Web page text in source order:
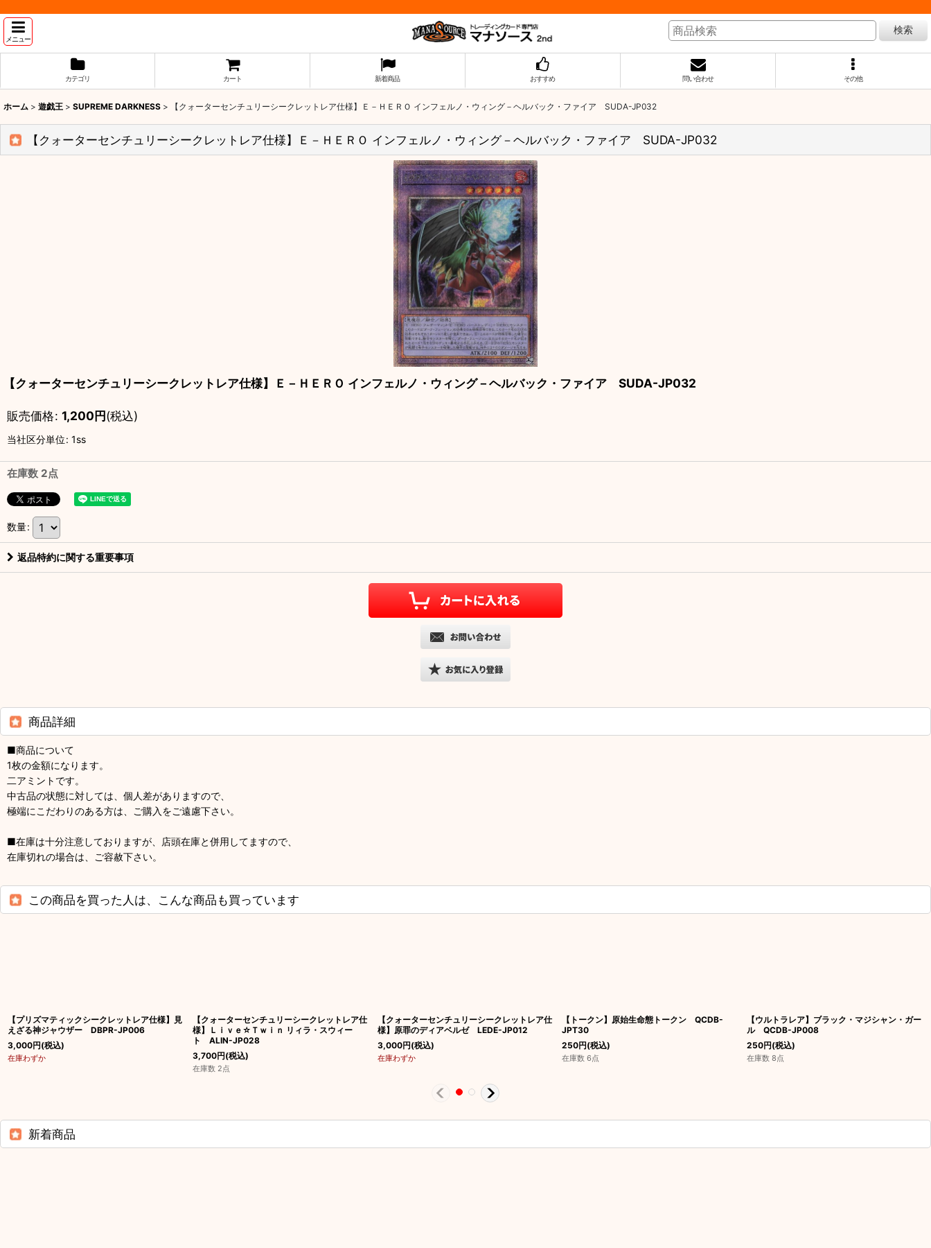
メニュー
検索
カテゴリ カート 新着商品 おすすめ 問い合わせ その他
ホーム > 遊戯王 > SUPREME DARKNESS > 【クォーターセンチュリーシークレットレア仕様】Ｅ－ＨＥＲＯ インフェルノ・ウィング－ヘルバック・ファイア SUDA-JP032
【クォーターセンチュリーシークレットレア仕様】Ｅ－ＨＥＲＯ インフェルノ・ウィング－ヘルバック・ファイア SUDA-JP032
【クォーターセンチュリーシークレットレア仕様】Ｅ－ＨＥＲＯ インフェルノ・ウィング－ヘルバック・ファイア SUDA-JP032
販売価格: 1,200円(税込)
当社区分単位: 1ss
在庫数 2点
数量:
返品特約に関する重要事項
商品詳細
■商品について
1枚の金額になります。
二アミントです。
中古品の状態に対しては、個人差がありますので、
極端にこだわりのある方は、ご購入をご遠慮下さい。
■在庫は十分注意しておりますが、店頭在庫と併用してますので、
在庫切れの場合は、ご容赦下さい。
この商品を買った人は、こんな商品も買っています
【プリズマティックシークレットレア仕様】見
えざる神ジャウザー DBPR-JP006
3,000円(税込)
在庫わずか
【クォーターセンチュリーシークレットレア仕
様】Ｌｉｖｅ☆Ｔｗｉｎ リィラ・スウィー
ト ALIN-JP028
3,700円(税込)
在庫数 2点
【クォーターセンチュリーシークレットレア仕
様】原罪のディアベルゼ LEDE-JP012
3,000円(税込)
在庫わずか
【トークン】原始生命態トークン QCDB-
JPT30
250円(税込)
在庫数 6点
【ウルトラレア】ブラック・マジシャン・ガー
ル QCDB-JP008
250円(税込)
在庫数 8点
新着商品